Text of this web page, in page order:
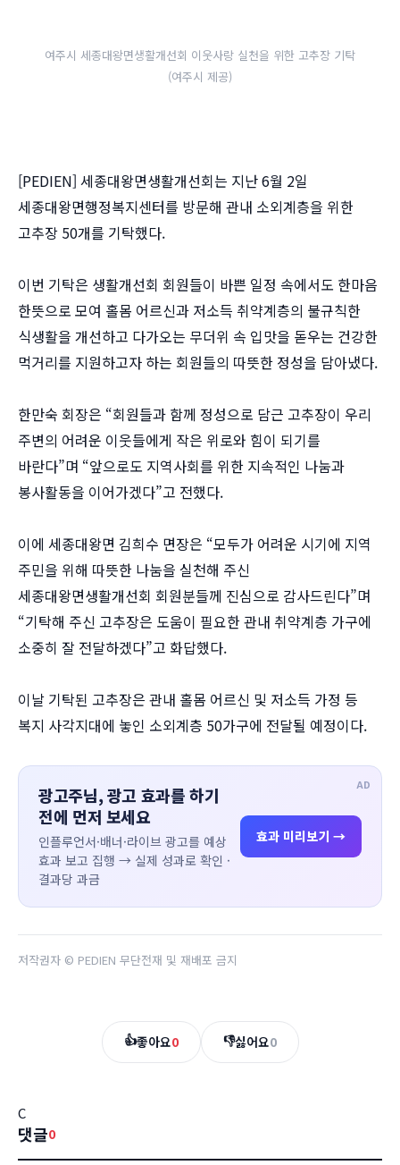
여주시 세종대왕면생활개선회 이웃사랑 실천을 위한 고추장 기탁
(여주시 제공)
[PEDIEN] 세종대왕면생활개선회는 지난 6월 2일
세종대왕면행정복지센터를 방문해 관내 소외계층을 위한
고추장 50개를 기탁했다.
이번 기탁은 생활개선회 회원들이 바쁜 일정 속에서도 한마음
한뜻으로 모여 홀몸 어르신과 저소득 취약계층의 불규칙한
식생활을 개선하고 다가오는 무더위 속 입맛을 돋우는 건강한
먹거리를 지원하고자 하는 회원들의 따뜻한 정성을 담아냈다.
한만숙 회장은 “회원들과 함께 정성으로 담근 고추장이 우리
주변의 어려운 이웃들에게 작은 위로와 힘이 되기를
바란다”며 “앞으로도 지역사회를 위한 지속적인 나눔과
봉사활동을 이어가겠다”고 전했다.
이에 세종대왕면 김희수 면장은 “모두가 어려운 시기에 지역
주민을 위해 따뜻한 나눔을 실천해 주신
세종대왕면생활개선회 회원분들께 진심으로 감사드린다”며
“기탁해 주신 고추장은 도움이 필요한 관내 취약계층 가구에
소중히 잘 전달하겠다”고 화답했다.
이날 기탁된 고추장은 관내 홀몸 어르신 및 저소득 가정 등
복지 사각지대에 놓인 소외계층 50가구에 전달될 예정이다.
AD
광고주님, 광고 효과를 하기
전에 먼저 보세요
인플루언서·배너·라이브 광고를 예상
효과 보고 집행 → 실제 성과로 확인 ·
결과당 과금
효과 미리보기 →
저작권자 © PEDIEN 무단전재 및 재배포 금지
👍좋아요0 👎싫어요0
C
댓글0